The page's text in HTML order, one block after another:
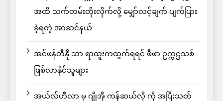
အထိ သက်တမ်းတိုးလိုက်လို့ မျှော်လင့်ချက် ပျက်ပြား
ခဲ့ရတဲ့ အာဆင်နယ်
အင်ဖန်တီနို သာ ရာထူးကထွက်ရရင် ဖီဖာ ဥက္ကဋ္ဌသစ်
ဖြစ်လာနိုင်သူများ
အယ်လ်ဟီလာ မှ ဂျိုအို ကန်ဆယ်လို ကို အပြီးသတ်